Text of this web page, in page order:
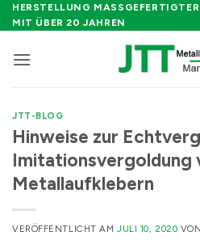
Zum
Inhalt
HERSTELLUNG MASSGEFERTIGTER
IT ÜBER 20 JAHREN
JTT-BLOG
Hinweise zur
Imitationsvergoldung
Metallaufklebern
VERÖFFENTLICHT AMJULI 10, 2020 VON